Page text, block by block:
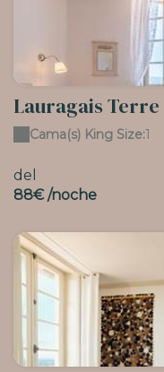
Lauragais Terre
del
88€ /noche
Cama(s) King Size:1